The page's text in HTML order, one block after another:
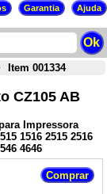
Item 001334
CZ105 AB
Impressora
1516 2515 2516
4646